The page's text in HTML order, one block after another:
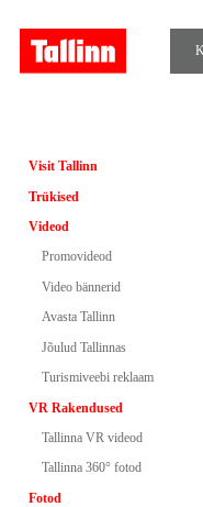
Visit Tallinn
Trükised
Videod
Promovideod
Video bännerid
Avasta Tallinn
Jõulud Tallinnas
Turismiveebi reklaam
VR Rakendused
Tallinna VR videod
Tallinna 360° fotod
Fotod